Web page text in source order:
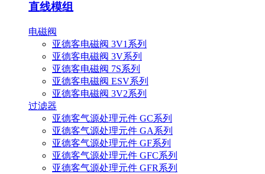
直线模组
电磁阀
亚德客电磁阀 3V1系列
亚德客电磁阀 3V系列
亚德客电磁阀 7S系列
亚德客电磁阀 ESV系列
亚德客电磁阀 3V2系列
过滤器
亚德客气源处理元件 GC系列
亚德客气源处理元件 GA系列
亚德客气源处理元件 GF系列
亚德客气源处理元件 GFC系列
亚德客气源处理元件 GFR系列